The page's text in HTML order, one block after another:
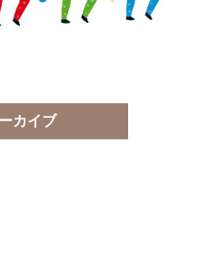
カイブ